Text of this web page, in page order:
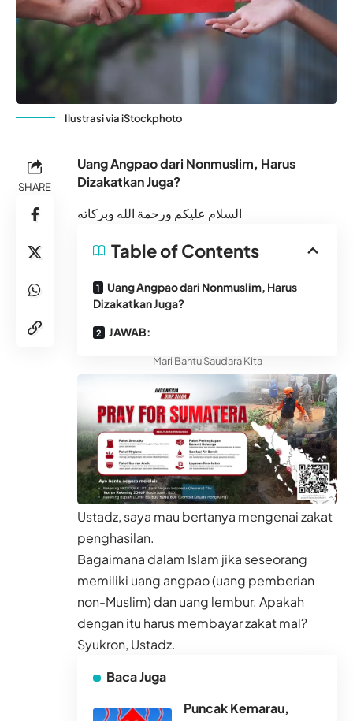
Ilustrasi via iStockphoto
SHARE
Uang Angpao dari Nonmuslim, Harus
Dizakatkan Juga?
السلام عليكم ورحمة الله وبركاته
Table of Contents
Uang Angpao dari Nonmuslim, Harus
Dizakatkan Juga?
JAWAB:
- Mari Bantu Saudara Kita -
Ustadz, saya mau bertanya mengenai zakat
penghasilan.
Bagaimana dalam Islam jika seseorang
memiliki uang angpao (uang pemberian
non-Muslim) dan uang lembur. Apakah
dengan itu harus membayar zakat mal?
Syukron, Ustadz.
Baca Juga
Puncak Kemarau,